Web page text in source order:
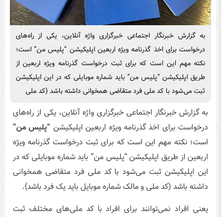
به گزارش خبرنگار اجتماعی خبرگزاری واژه آنلاین، یکی از راه‌های
درخواست برای اخذ گذرنامه ویژه اربعین اپلیکیشن “پلیس من” است؛
نکته مهم این است که برای ثبت درخواست گذرنامه ویژه اربعین از
طریق اپلیکیشن “پلیس من” باید شماره موبایلی که در این اپلیکیشن
ثبت می‌شود با کد ملی فرد متقاضی همخوانی داشته باشد (کد ملی
به گزارش خبرنگار اجتماعی خبرگزاری واژه آنلاین، یکی از راه‌های
درخواست برای اخذ گذرنامه ویژه اربعین اپلیکیشن “پلیس من”
است؛ نکته مهم این است که برای ثبت درخواست گذرنامه ویژه
اربعین از طریق اپلیکیشن “پلیس من” باید شماره موبایلی که در
این اپلیکیشن ثبت می‌شود با کد ملی فرد متقاضی همخوانی
داشته باشد (کد ملی و مالک شماره موبایل باید یک فرد باشد).
یعنی افراد نمی‌توانند برای افراد با کد ملی‌های مختلف ثبت